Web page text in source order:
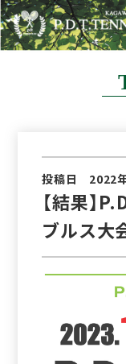
投稿日 2022
【結果】
ブルス大